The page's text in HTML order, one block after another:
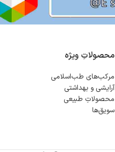
محصولاتِ ویژه
مرکب‌های طب‌اسلامی
آرایشی و بهداشتی
محصولاتِ طبیعی
سویق‌ها